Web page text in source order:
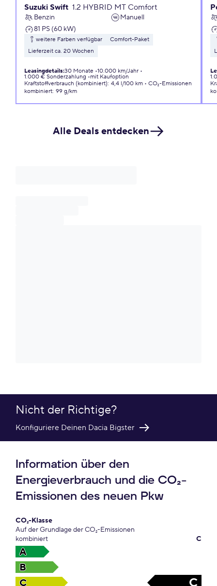
Suzuki Swift 1.2 HYBRID MT Comfort
Benzin
Manuell
81 PS (60 kW)
weitere Farben verfügbar
Comfort-Paket
Lieferzeit ca. 20 Wochen
Leasingdetails:30 Monate 10.000 km/Jahr
1.000 € Sonderzahlung
mit Kaufoption
Kraftstoffverbrauch (kombiniert): 4,4 l/100 km
CO₂-Emissionen
kombiniert: 99 g/km
Alle Deals entdecken
Nicht der Richtige?
Konfiguriere Deinen Dacia Bigster
Information über den
Energieverbrauch und die CO₂-
Emissionen des neuen Pkw
CO₂-Klasse
Auf der Grundlage der CO₂-Emissionen
kombiniert
C
A
B
C
C